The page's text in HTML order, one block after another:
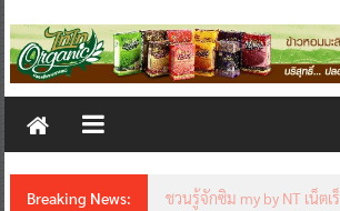
thailandinsidenew.com
Thailand
New
Breaking News:
ชวนรู้จักซิม my by NT เน็ตเ